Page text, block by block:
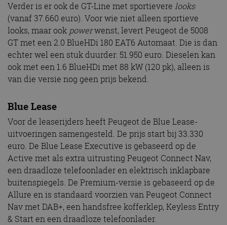
Verder is er ook de GT-Line met sportievere looks
(vanaf 37.660 euro). Voor wie niet alleen sportieve
looks, maar ook powerwenst, levert Peugeot de 5008
GT met een 2.0 BlueHDi 180 EAT6 Automaat. Die is dan
echter wel een stuk duurder: 51.950 euro. Dieselen kan
ook met een 1.6 BlueHDi met 88 kW (120 pk), alleen is
van die versie nog geen prijs bekend.
Blue Lease
Voor de leaserijders heeft Peugeot de Blue Lease-
uitvoeringen samengesteld. De prijs start bij 33.330
euro. De Blue Lease Executive is gebaseerd op de
Active met als extra uitrusting Peugeot Connect Nav,
een draadloze telefoonlader en elektrisch inklapbare
buitenspiegels. De Premium-versie is gebaseerd op de
Allure en is standaard voorzien van Peugeot Connect
Nav met DAB+, een handsfree kofferklep, Keyless Entry
& Start en een draadloze telefoonlader.